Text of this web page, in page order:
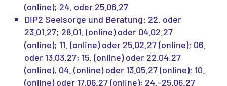
(online); 24. oder 25.06.27
DIP2 Seelsorge und Beratung: 22. oder
23.01.27; 28.01. (online) oder 04.02.27
(online); 11. (online) oder 25.02.27 (online); 06.
oder 13.03.27; 15. (online) oder 22.04.27
(online), 04. (online) oder 13.05.27 (online); 10.
(online) oder 17.06.27 (online); 24.–25.06.27